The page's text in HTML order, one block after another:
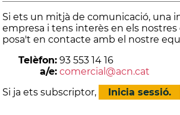
Si ets un mitjà de comunicació, una
empresa i tens interès en els
posa't en contacte amb el nostre
Telèfon: 93 553 14 16
a/e: comercial@acn.cat
Si ja ets subscriptor,
Inicia sessió.